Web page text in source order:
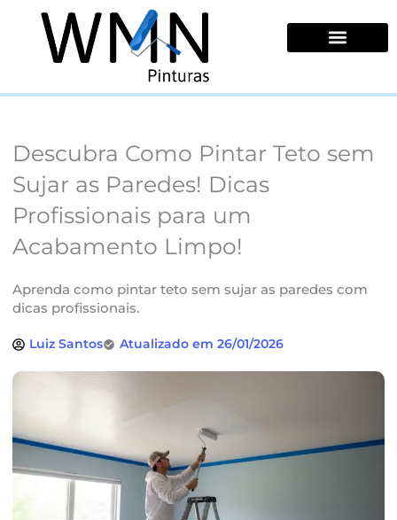
conteúdo
Descubra Como Pintar Teto sem
Sujar as Paredes! Dicas
Profissionais para um
Acabamento Limpo!
Aprenda como pintar teto sem sujar as paredes com
dicas profissionais.
Luiz Santos Atualizado em 26/01/2026